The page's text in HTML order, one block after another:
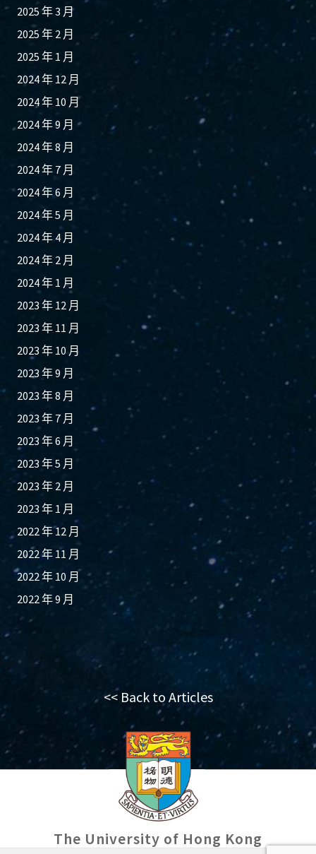
2025 年 3 月
2025 年 2 月
2025 年 1 月
2024 年 12 月
2024 年 10 月
2024 年 9 月
2024 年 8 月
2024 年 7 月
2024 年 6 月
2024 年 5 月
2024 年 4 月
2024 年 2 月
2024 年 1 月
2023 年 12 月
2023 年 11 月
2023 年 10 月
2023 年 9 月
2023 年 8 月
2023 年 7 月
2023 年 6 月
2023 年 5 月
2023 年 2 月
2023 年 1 月
2022 年 12 月
2022 年 11 月
2022 年 10 月
2022 年 9 月
<< Back to Articles
The University of Hong Kong